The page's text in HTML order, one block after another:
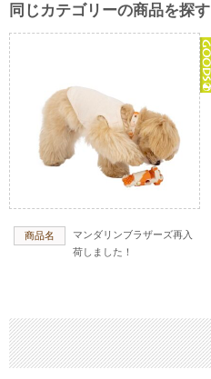
同じカテゴリーの商品を探す
商品名
マンダリンブラザーズ再入
荷しました！